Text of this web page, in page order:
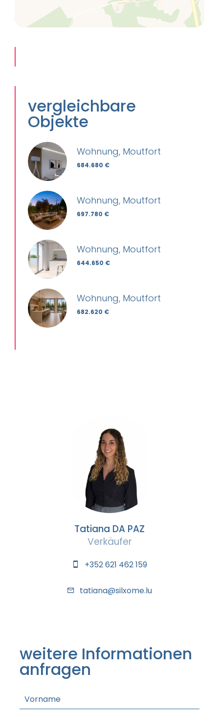
vergleichbare
Objekte
Wohnung, Moutfort
684.680 €
Wohnung, Moutfort
697.780 €
Wohnung, Moutfort
644.650 €
Wohnung, Moutfort
682.620 €
Tatiana DA PAZ
Verkäufer
+352 621 462 159
tatiana@silxome.lu
weitere Informationen
anfragen